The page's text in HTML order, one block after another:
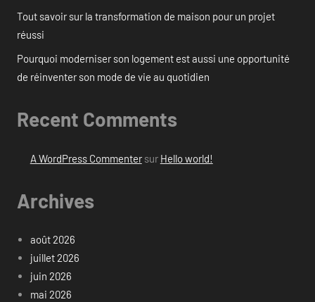
Tout savoir sur la transformation de maison pour un projet
réussi
Pourquoi moderniser son logement est aussi une opportunité
de réinventer son mode de vie au quotidien
Recent Comments
A WordPress Commentersur Hello world!
Archives
août 2026
juillet 2026
juin 2026
mai 2026